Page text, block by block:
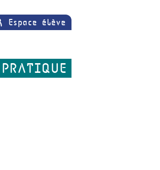
Espace élève
PRATIQUE